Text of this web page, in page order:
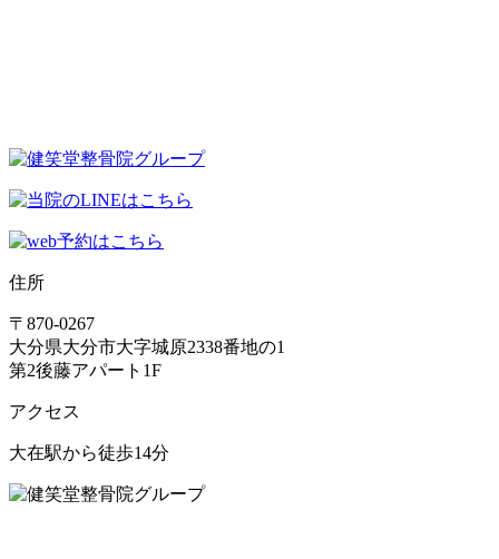
住所
〒870-0267
大分県大分市大字城原2338番地の1
第2後藤アパート1F
アクセス
大在駅から徒歩14分